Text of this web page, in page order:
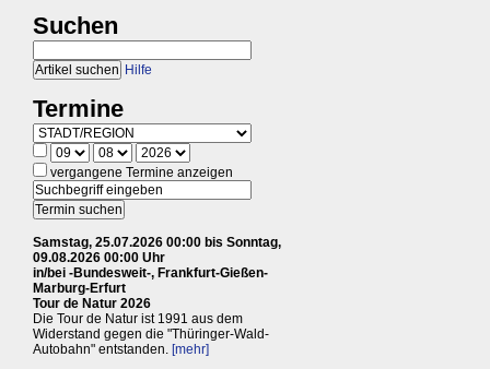
Suchen
Hilfe
Termine
vergangene Termine anzeigen
Samstag, 25.07.2026 00:00 bis Sonntag,
09.08.2026 00:00 Uhr
in/bei -Bundesweit-, Frankfurt-Gießen-
Marburg-Erfurt
Tour de Natur 2026
Die Tour de Natur ist 1991 aus dem
Widerstand gegen die "Thüringer-Wald-
Autobahn" entstanden. [mehr]